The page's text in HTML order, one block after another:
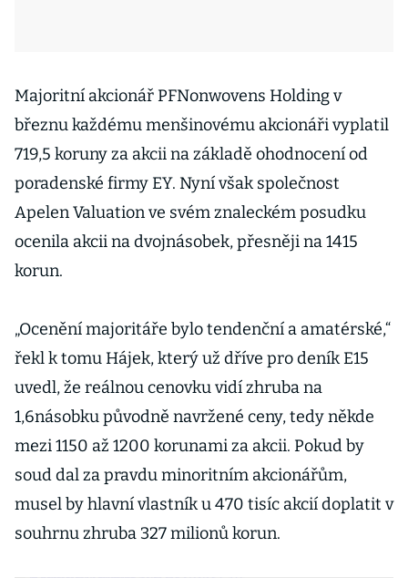
Majoritní akcionář PFNonwovens Holding v
březnu každému menšinovému akcionáři vyplatil
719,5 koruny za akcii na základě ohodnocení od
poradenské firmy EY. Nyní však společnost
Apelen Valuation ve svém znaleckém posudku
ocenila akcii na dvojnásobek, přesněji na 1415
korun.
„Ocenění majoritáře bylo tendenční a amatérské,“
řekl k tomu Hájek, který už dříve pro deník E15
uvedl, že reálnou cenovku vidí zhruba na
1,6násobku původně navržené ceny, tedy někde
mezi 1150 až 1200 korunami za akcii. Pokud by
soud dal za pravdu minoritním akcionářům,
musel by hlavní vlastník u 470 tisíc akcií doplatit v
souhrnu zhruba 327 milionů korun.